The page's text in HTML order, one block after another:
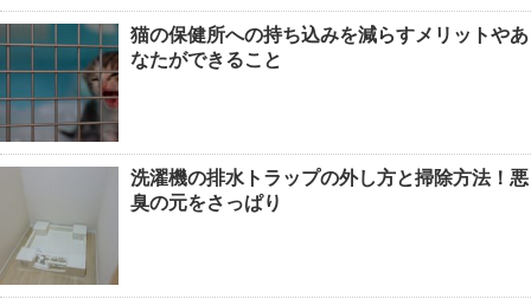
猫の保健所への持ち込みを減らすメリットやあ
なたができること
洗濯機の排水トラップの外し方と掃除方法！悪
臭の元をさっぱり